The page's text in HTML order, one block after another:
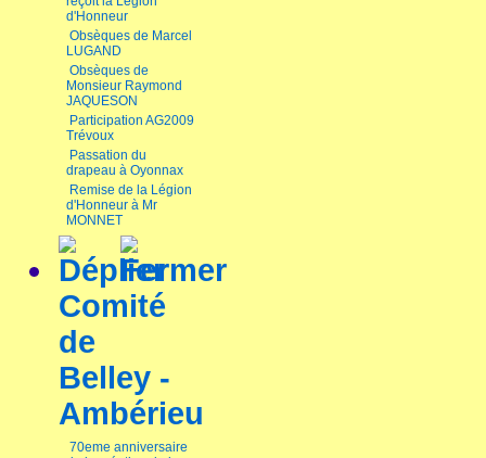
d'Honneur
Obsèques de Marcel
LUGAND
Obsèques de
Monsieur Raymond
JAQUESON
Participation AG2009
Trévoux
Passation du
drapeau à Oyonnax
Remise de la Légion
d'Honneur à Mr
MONNET
Comité
de
Belley -
Ambérieu
70eme anniversaire